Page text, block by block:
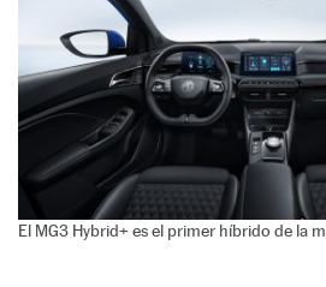
El MG3 Hybrid+ es el primer híbrido de la